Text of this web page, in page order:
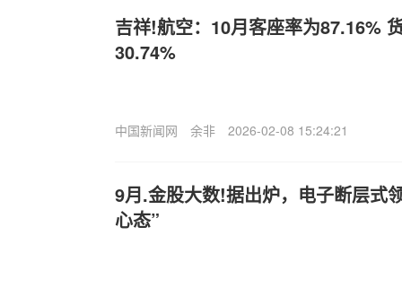
吉祥!航空：10月客座率为87.16%
30.74%
中国新闻网 余非 2026-02-08 15:24:21
9月.金股大数!据出炉，电子断层式
心态”